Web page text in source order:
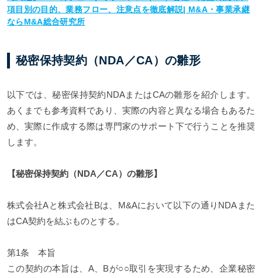
項目別の目的、業務フロー、注意点を徹底解説| M&A・事業承継
ならM&A総合研究所
秘密保持契約（NDA／CA）の雛形
以下では、秘密保持契約NDAまたはCAの雛形を紹介します。
あくまでも参考資料であり、実際の内容と異なる場合もあるた
め、実際に作成する際は専門家のサポート下で行うことを推奨
します。
【秘密保持契約（NDA／CA）の雛形】
株式会社Aと株式会社Bは、M&Aにおいて以下の通りNDAまた
はCA契約を結ぶものとする。
第1条 本旨
この契約の本旨は、A、Bが○○取引を実現するため、企業秘密